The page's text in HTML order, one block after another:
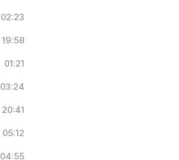
02:23
19:58
01:21
03:24
20:41
05:12
04:55